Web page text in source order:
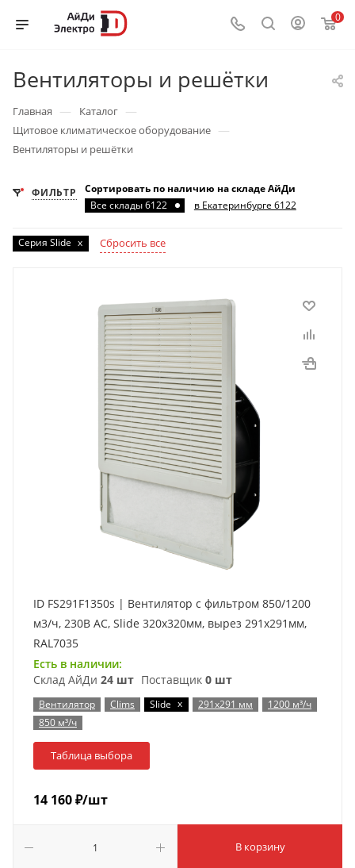
0
Вентиляторы и решётки
Главная — Каталог —
Щитовое климатическое оборудование —
Вентиляторы и решётки
ФИЛЬТР
Сортировать по наличию на складе АйДи
Все склады 6122
в Екатеринбурге 6122
Серия Slide x Сбросить все
ID FS291F1350s | Вентилятор с фильтром 850/1200
м3/ч, 230В AC, Slide 320х320мм, вырез 291x291мм,
RAL7035
Есть в наличии:
Склад АйДи 24 шт Поставщик 0 шт
Вентилятор Clims Slide x 291x291 мм
1200 м³/ч
850 м³/ч
Таблица выбора
14 160₽/шт
В корзину